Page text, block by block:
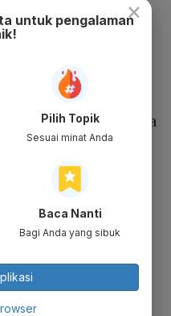
soal
Online
Senin (11/5), bahwa
e-commerce
model Tiongkok
disematkan
langsung,
lebih
hati tentang
×
untuk pengalaman
Pilih Topik
Sesuai minat Anda
Baca Nanti
Bagi Anda yang sibuk